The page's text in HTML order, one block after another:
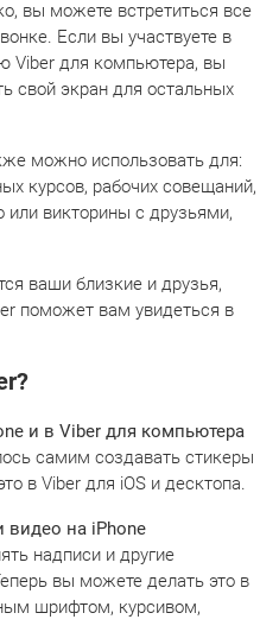
вы можете встретиться все
Если вы участвуете в
Viber для компьютера, вы
свой экран для остальных
можно использовать для:
курсов, рабочих совещаний,
или викторины с друзьями,
ваши близкие и друзья,
поможет вам увидеться в
и в Viber для компьютера
самим создавать стикеры
в Viber для iOS и десктопа.
видео на iPhone
надписи и другие
вы можете делать это в
шрифтом, курсивом,